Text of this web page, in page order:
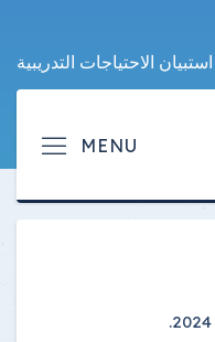
استبيان الاحتياجات التدريبية
.